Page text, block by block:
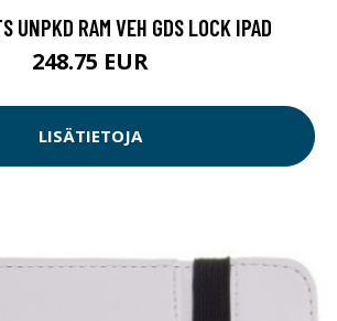
UNPKD RAM VEH GDS LOCK IPAD
248.75 EUR
LISÄTIETOJA